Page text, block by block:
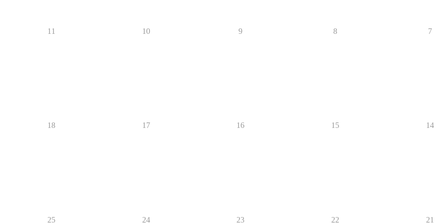
7
8
9
10
11
14
15
16
17
18
21
22
23
24
25